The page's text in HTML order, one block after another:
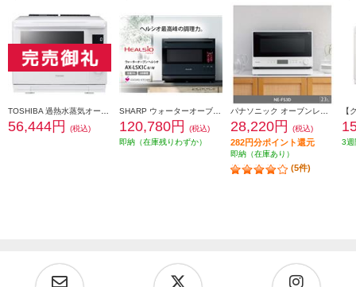
56,444円 (税込) 120,780円
(税込)
即納（在庫残りわずか）
28,220円 (税込)
282円分ポイント還元
即納（在庫あり）
(5件)
3週